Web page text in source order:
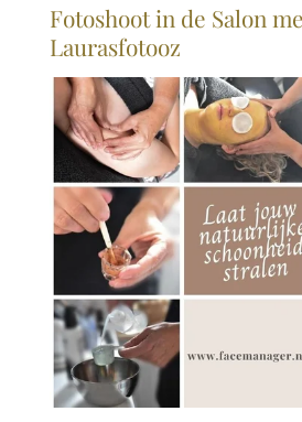
Fotoshoot in de Salon
Laurasfotooz